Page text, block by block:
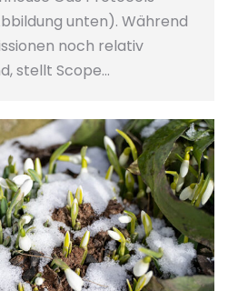
unten). Während
noch relativ
stellt Scope…